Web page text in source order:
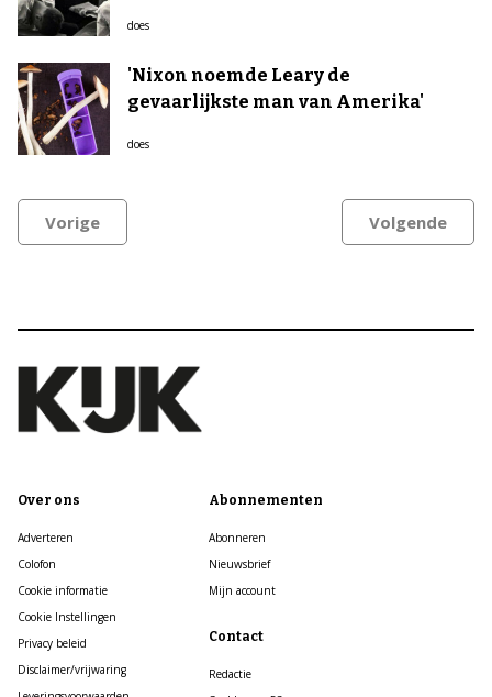
does
'Nixon noemde Leary de
gevaarlijkste man van Amerika'
does
Vorige Volgende
Over ons
Adverteren
Colofon
Cookie informatie
Cookie Instellingen
Privacy beleid
Disclaimer/vrijwaring
Abonnementen
Abonneren
Nieuwsbrief
Mijn account
Contact
Redactie